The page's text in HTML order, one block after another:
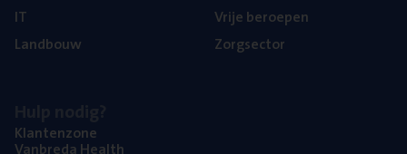
IT
Land­bouw
Vrije beroe­pen
Zorg­sec­tor
Klan­ten­zo­ne
Van­b­re­da Health